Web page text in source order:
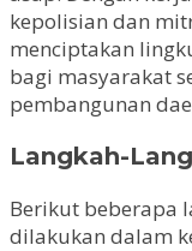
kepolisian dan
menciptakan
bagi masyarakat
pembangunan
Langkah-
Berikut beberapa
dilakukan dalam